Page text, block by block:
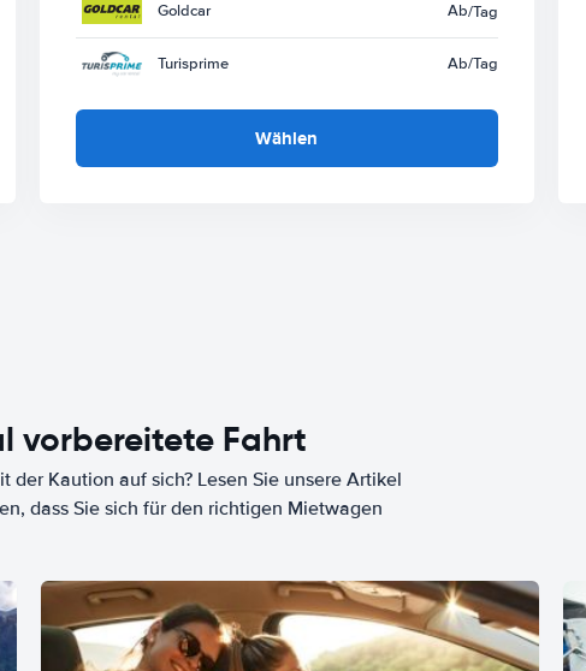
Goldcar Ab/Tag
Turisprime Ab/Tag
Wählen
vorbereitete Fahrt
Kaution auf sich? Lesen Sie unsere Artikel
dass Sie sich für den richtigen Mietwagen